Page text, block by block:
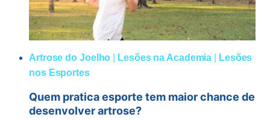
Artrose do Joelho Lesões na Academia
Lesões
nos Esportes
Quem pratica esporte tem maior chance de
desenvolver artrose?